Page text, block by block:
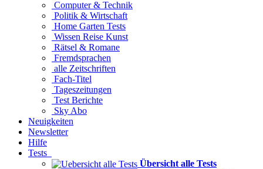
Computer & Technik
Politik & Wirtschaft
Home Garten Tests
Wissen Reise Kunst
Rätsel & Romane
Fremdsprachen
alle Zeitschriften
Fach-Titel
Tageszeitungen
Test Berichte
Sky Abo
Neuigkeiten
Newsletter
Hilfe
Tests
Übersicht alle Tests